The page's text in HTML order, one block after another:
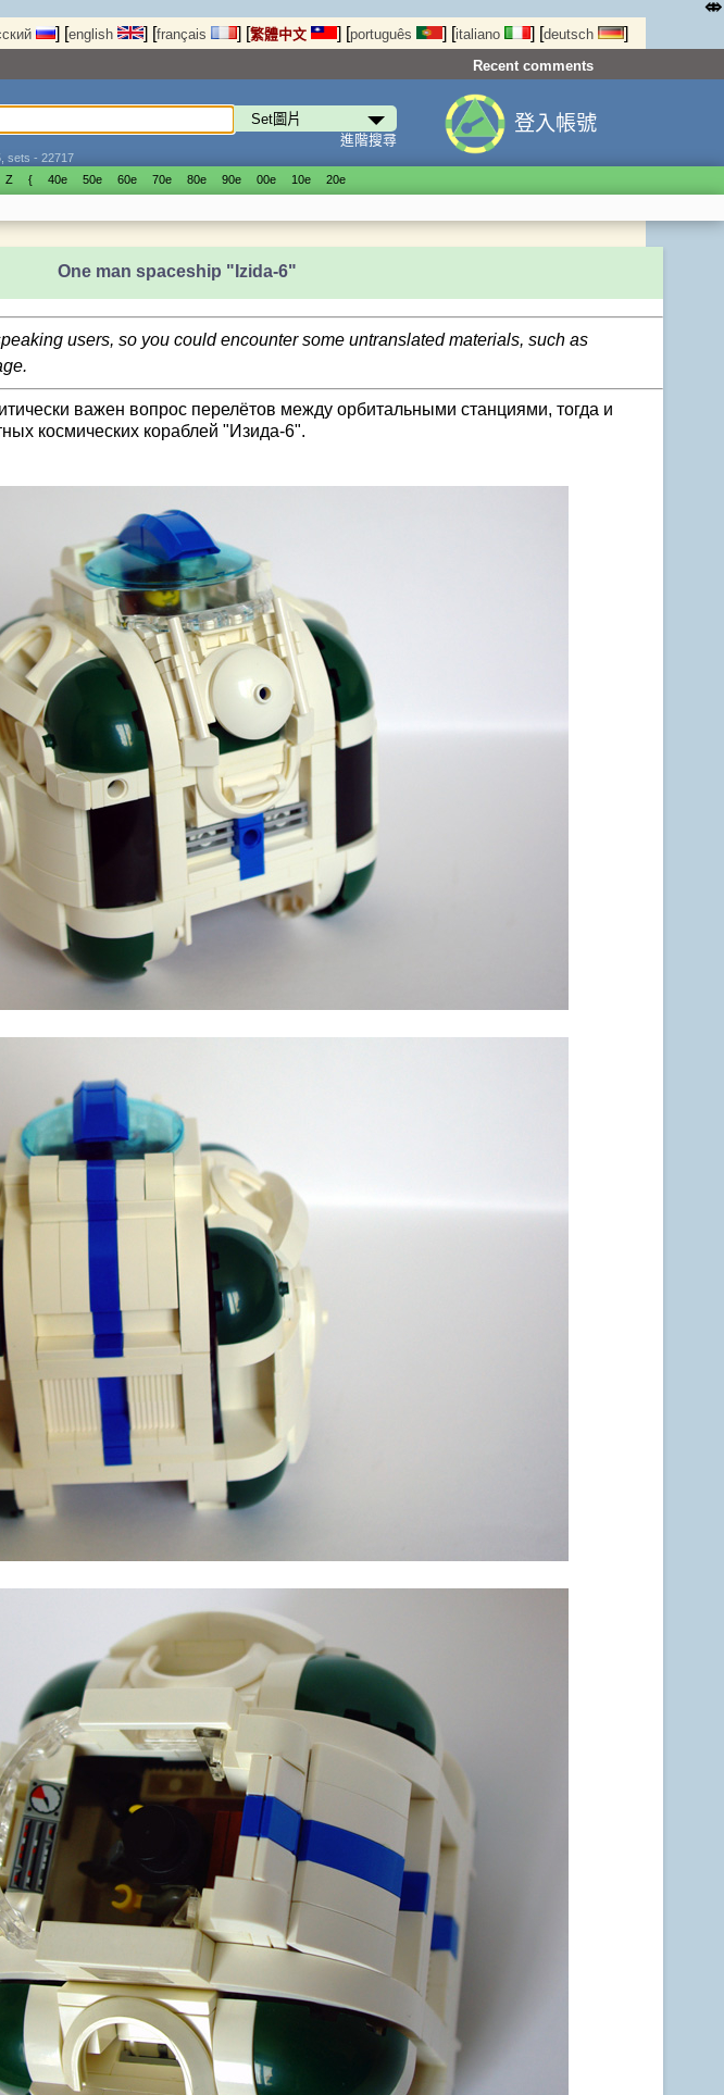
] [english ] [français ] [繁體中文 ] [português ] [italiano ] [deutsch ]
Recent comments
進階搜尋
sets - 22717
登入帳號
Z { 40е 50е 60е 70е 80е 90е 00е 10е 20е
One man spaceship "Izida-6"
users, so you could encounter some untranslated materials, such as
важен вопрос перелётов между орбитальными станциями, тогда и
космических кораблей "Изида-6".
⤄